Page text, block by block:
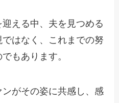
える中、夫を見つめる
はなく、これまでの努
もあります。
がその姿に共感し、感